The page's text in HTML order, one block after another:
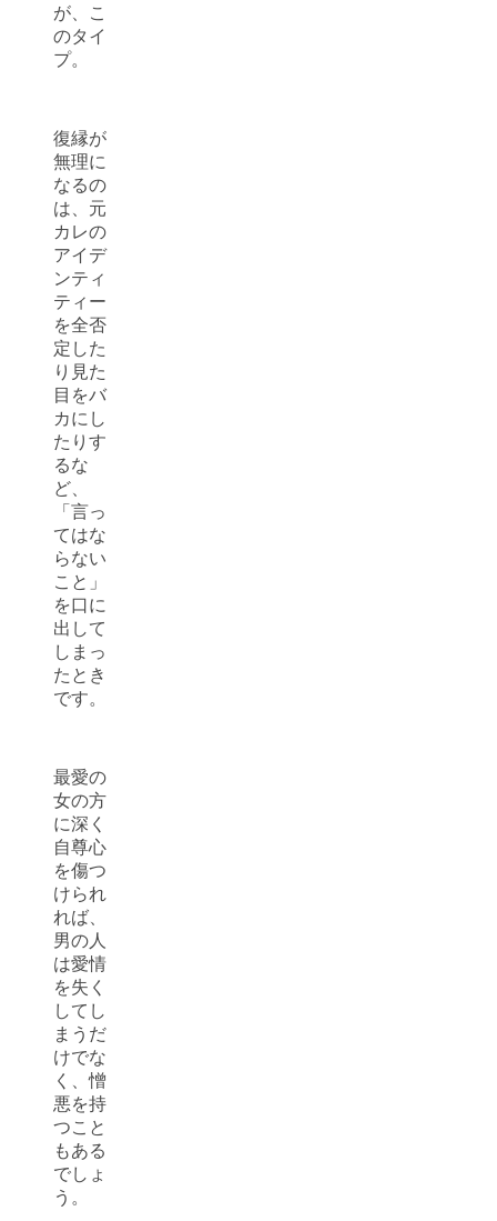
が、こ
のタイ
プ。
復縁が
無理に
なるの
は、元
カレの
アイデ
ンティ
ティー
を全否
定した
り見た
目をバ
カにし
たりす
るな
ど、
「言っ
てはな
らない
こと」
を口に
出して
しまっ
たとき
です。
最愛の
女の方
に深く
自尊心
を傷つ
けられ
れば、
男の人
は愛情
を失く
してし
まうだ
けでな
く、憎
悪を持
つこと
もある
でしょ
う。